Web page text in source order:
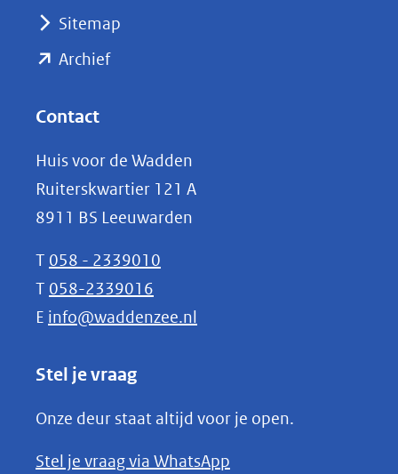
naar
Sitemap
Archief(opent
(verwijst
naar
een
andere
website)
Contact
Huis voor de Wadden
Ruiterskwartier 121 A
8911 BS Leeuwarden
T 058 - 2339010
T 058-2339016
E info@waddenzee.nl
Stel je vraag
Onze deur staat altijd voor je open.
Stel je vraag via WhatsApp